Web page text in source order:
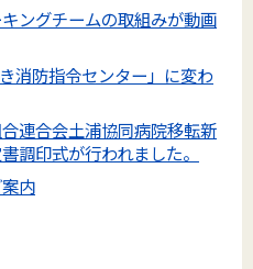
ングチームの取組みが動画
消防指令センター」に変わ
連合会土浦協同病院移転新
調印式が行われました。
内